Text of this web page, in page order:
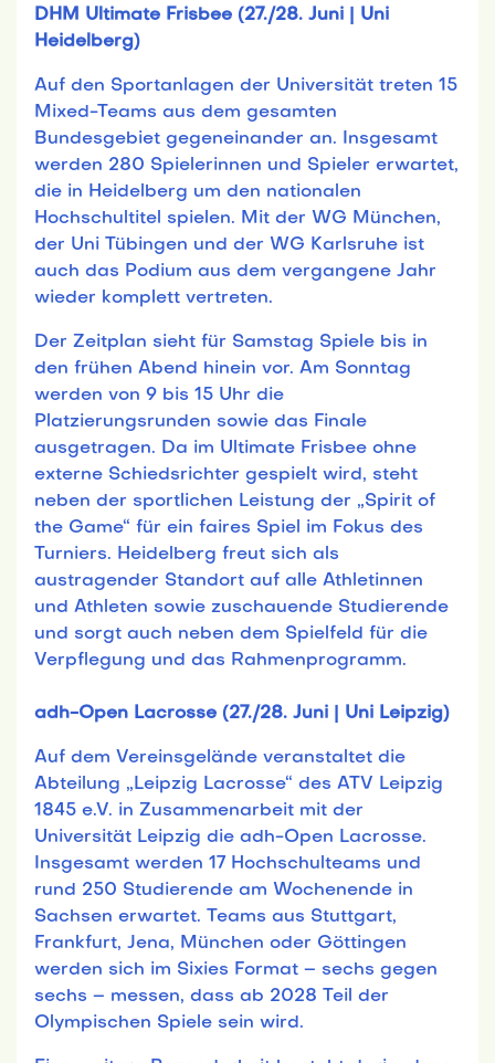
DHM Ultimate Frisbee (27./28. Juni | Uni
Heidelberg)
Auf den Sportanlagen der Universität treten 15
Mixed-Teams aus dem gesamten
Bundesgebiet gegeneinander an. Insgesamt
werden 280 Spielerinnen und Spieler erwartet,
die in Heidelberg um den nationalen
Hochschultitel spielen. Mit der WG München,
der Uni Tübingen und der WG Karlsruhe ist
auch das Podium aus dem vergangene Jahr
wieder komplett vertreten.
Der Zeitplan sieht für Samstag Spiele bis in
den frühen Abend hinein vor. Am Sonntag
werden von 9 bis 15 Uhr die
Platzierungsrunden sowie das Finale
ausgetragen. Da im Ultimate Frisbee ohne
externe Schiedsrichter gespielt wird, steht
neben der sportlichen Leistung der „Spirit of
the Game“ für ein faires Spiel im Fokus des
Turniers. Heidelberg freut sich als
austragender Standort auf alle Athletinnen
und Athleten sowie zuschauende Studierende
und sorgt auch neben dem Spielfeld für die
Verpflegung und das Rahmenprogramm.
adh-Open Lacrosse (27./28. Juni | Uni Leipzig)
Auf dem Vereinsgelände veranstaltet die
Abteilung „Leipzig Lacrosse“ des ATV Leipzig
1845 e.V. in Zusammenarbeit mit der
Universität Leipzig die adh-Open Lacrosse.
Insgesamt werden 17 Hochschulteams und
rund 250 Studierende am Wochenende in
Sachsen erwartet. Teams aus Stuttgart,
Frankfurt, Jena, München oder Göttingen
werden sich im Sixies Format – sechs gegen
sechs – messen, dass ab 2028 Teil der
Olympischen Spiele sein wird.